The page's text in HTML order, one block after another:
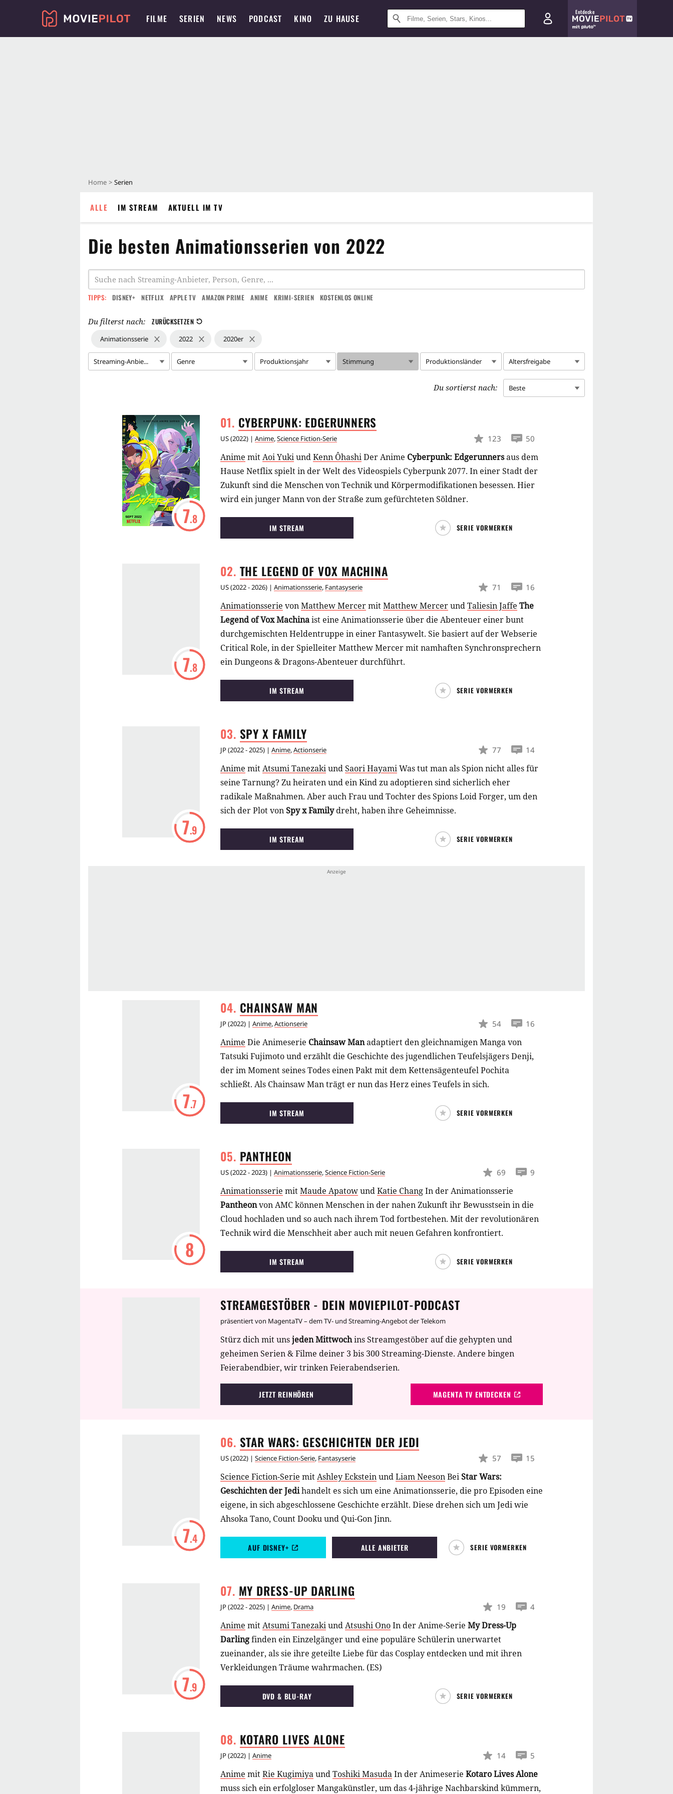
FILME SERIEN NEWS PODCAST KINO ZU HAUSE
Entdecke
Home Serien
ALLE IM STREAM AKTUELL IM TV
Die besten Animationsserien von 2022
TIPPS: DISNEY+ NETFLIX APPLE TV AMAZON PRIME ANIME KRIMI-SERIEN KOSTENLOS ONLINE
Du filterst nach: ZURÜCKSETZEN
Animationsserie 2022 2020er
Streaming-Anbie... Genre Produktionsjahr Stimmung Produktionsländer Altersfreigabe
Du sortierst nach: Beste
CYBERPUNK: EDGERUNNERS
US(2022) | Anime,Science Fiction-Serie
7.8
123 50
Anime mitAoi YukiundKenn ÔhashiDer Anime Cyberpunk: Edgerunnersaus dem
Hause Netflix spielt in der Welt des Videospiels Cyberpunk 2077. In einer Stadt der
Zukunft sind die Menschen von Technik und Körpermodifikationen besessen. Hier
wird ein junger Mann von der Straße zum gefürchteten Söldner.
IM STREAM SERIE VORMERKEN
THE LEGEND OF VOX MACHINA
US(2022 - 2026) | Animationsserie, Fantasyserie
7.8
71 16
Animationsserie vonMatthew MercermitMatthew MercerundTaliesin Jaffe The
Legend of Vox Machinaist eine Animationsserie über die Abenteuer einer bunt
durchgemischten Heldentruppe in einer Fantasywelt. Sie basiert auf der Webserie
Critical Role, in der Spielleiter Matthew Mercer mit namhaften Synchronsprechern
ein Dungeons & Dragons-Abenteuer durchführt.
IM STREAM SERIE VORMERKEN
SPY X FAMILY
JP(2022 - 2025) | Anime,Actionserie
7.9
77 14
Anime mitAtsumi TanezakiundSaori HayamiWas tut man als Spion nicht alles für
seine Tarnung? Zu heiraten und ein Kind zu adoptieren sind sicherlich eher
radikale Maßnahmen. Aber auch Frau und Tochter des Spions Loid Forger, um den
sich der Plot vonSpy x Familydreht, haben ihre Geheimnisse.
IM STREAM SERIE VORMERKEN
CHAINSAW MAN
JP(2022) | Anime,Actionserie
7.7
54 16
Anime Die Animeserie Chainsaw Manadaptiert den gleichnamigen Manga von
Tatsuki Fujimoto und erzählt die Geschichte des jugendlichen Teufelsjägers Denji,
der im Moment seines Todes einen Pakt mit dem Kettensägenteufel Pochita
schließt. Als Chainsaw Man trägt er nun das Herz eines Teufels in sich.
IM STREAM SERIE VORMERKEN
PANTHEON
US(2022 - 2023) | Animationsserie,Science Fiction-Serie
8
69 9
Animationsserie mitMaude ApatowundKatie ChangIn der Animationsserie
Pantheonvon AMC können Menschen in der nahen Zukunft ihr Bewusstsein in die
Cloud hochladen und so auch nach ihrem Tod fortbestehen. Mit der revolutionären
Technik wird die Menschheit aber auch mit neuen Gefahren konfrontiert.
IM STREAM SERIE VORMERKEN
STREAMGESTÖBER - DEIN MOVIEPILOT-PODCAST
präsentiert von MagentaTV – dem TV- und Streaming-Angebot der Telekom
Stürz dich mit unsjeden Mittwochins Streamgestöber auf die gehypten und
geheimen Serien & Filme deiner 3 bis 300 Streaming-Dienste. Andere bingen
Feierabendbier, wir trinken Feierabendserien.
JETZT REINHÖREN MAGENTA TV ENTDECKEN
STAR WARS: GESCHICHTEN DER JEDI
US(2022) | Science Fiction-Serie, Fantasyserie
7.4
57 15
Science Fiction-Serie mitAshley EcksteinundLiam NeesonBeiStar Wars:
Geschichten der Jedihandelt es sich um eine Animationsserie, die pro Episoden eine
eigene, in sich abgeschlossene Geschichte erzählt. Diese drehen sich um Jedi wie
Ahsoka Tano, Count Dooku und Qui-Gon Jinn.
AUF DISNEY+ ALLE ANBIETER SERIE VORMERKEN
MY DRESS-UP DARLING
JP(2022 - 2025) | Anime, Drama
7.9
19 4
Anime mitAtsumi TanezakiundAtsushi OnoIn der Anime-Serie My Dress-Up
Darlingfinden ein Einzelgänger und eine populäre Schülerin unerwartet
zueinander, als sie ihre geteilte Liebe für das Cosplay entdecken und mit ihren
Verkleidungen Träume wahrmachen. (ES)
DVD & BLU-RAY SERIE VORMERKEN
KOTARO LIVESALONE
JP(2022) | Anime 14 5
Anime mitRie KugimiyaundToshiki MasudaIn der Animeserie Kotaro Lives Alone
muss sich ein erfolgloser Mangakünstler, um das 4-jährige Nachbarskind kümmern,